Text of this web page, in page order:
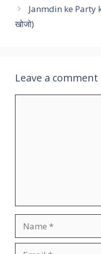
Janmdin ke Party
खोजो)
Leave a comment